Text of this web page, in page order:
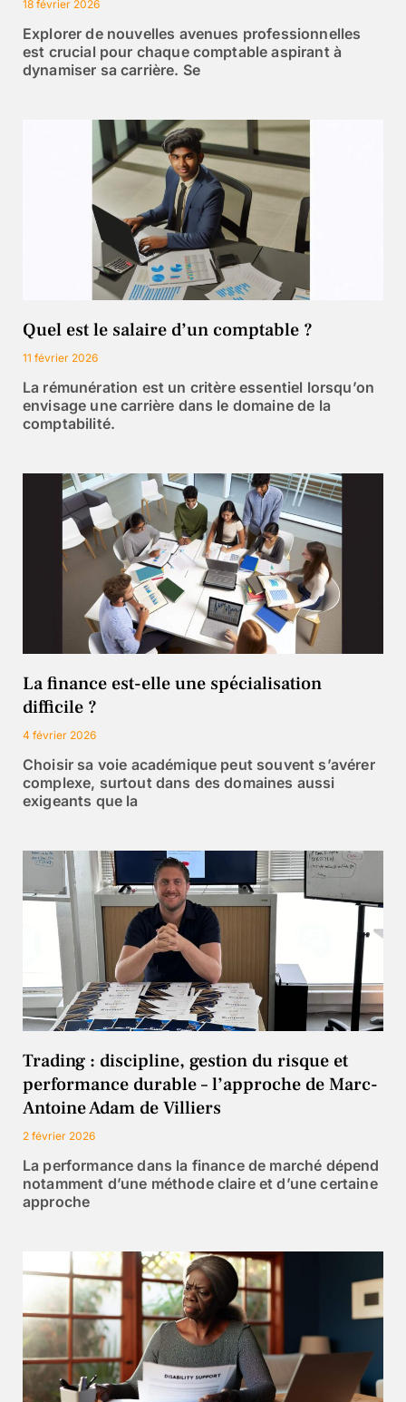
18 février 2026
Explorer de nouvelles avenues professionnelles
est crucial pour chaque comptable aspirant à
dynamiser sa carrière. Se
Quel est le salaire d’un comptable ?
11 février 2026
La rémunération est un critère essentiel lorsqu’on
envisage une carrière dans le domaine de la
comptabilité.
La finance est-elle une spécialisation
difficile ?
4 février 2026
Choisir sa voie académique peut souvent s’avérer
complexe, surtout dans des domaines aussi
exigeants que la
Trading : discipline, gestion du risque et
performance durable – l’approche de Marc-
Antoine Adam de Villiers
2 février 2026
La performance dans la finance de marché dépend
notamment d’une méthode claire et d’une certaine
approche